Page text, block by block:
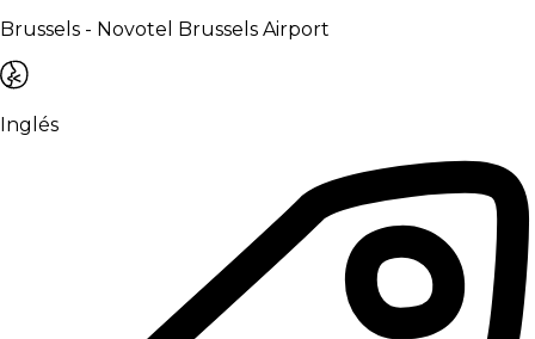
Brussels - Novotel Brussels Airport
Inglés